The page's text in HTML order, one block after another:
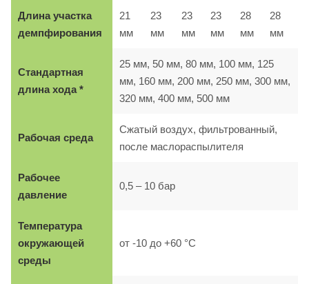
Длина участка
демпфирования
21
мм
23
мм
23
мм
23
мм
28
мм
28
мм
Стандартная
длина хода *
25 мм, 50 мм, 80 мм, 100 мм, 125
мм, 160 мм, 200 мм, 250 мм, 300 мм,
320 мм, 400 мм, 500 мм
Рабочая среда
Сжатый воздух, фильтрованный,
после маслораспылителя
Рабочее
давление
0,5 – 10 бар
Температура
окружающей
среды
от -10 до +60 °C